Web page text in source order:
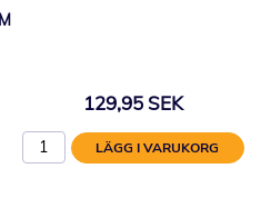
129,95 SEK
LÄGG I VARUKORG